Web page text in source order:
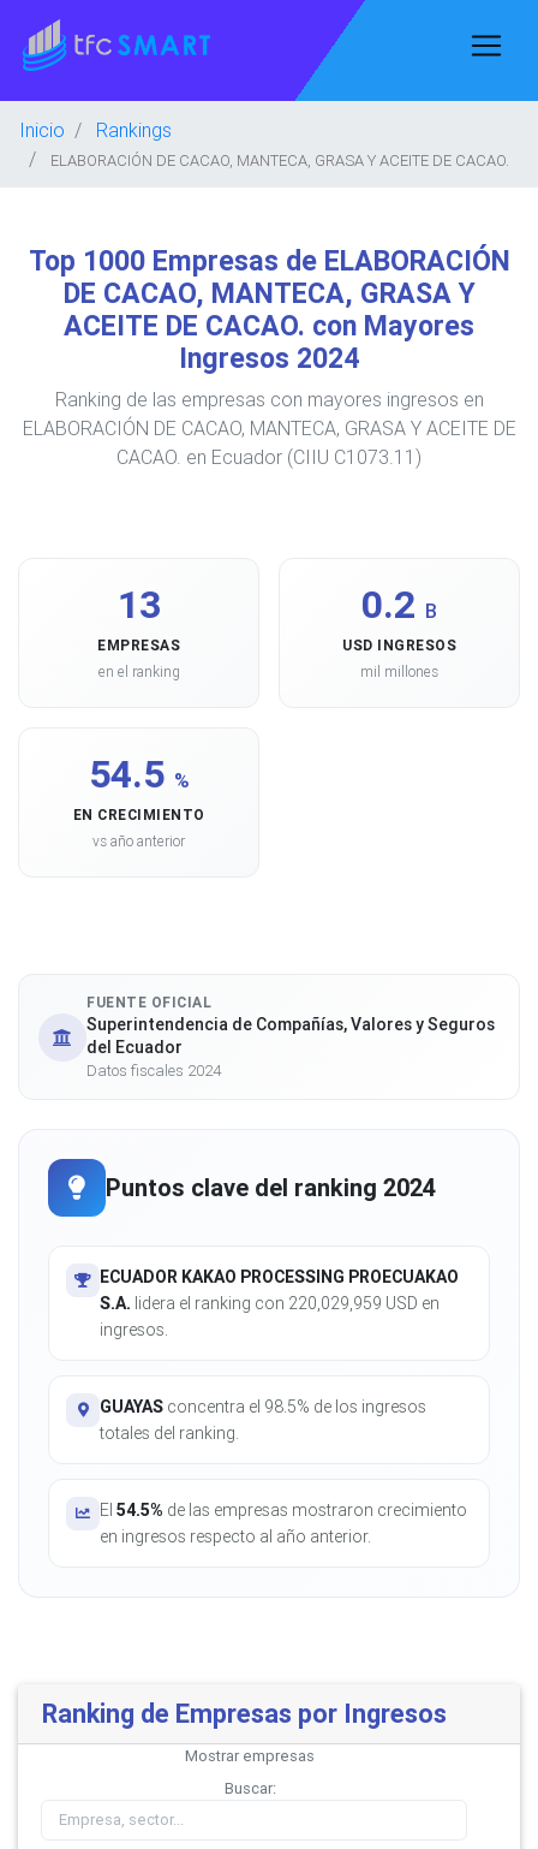
Inicio Rankings
ELABORACIÓN DE CACAO, MANTECA, GRASA Y ACEITE DE CACAO.
Top 1000 Empresas de ELABORACIÓN
DE CACAO, MANTECA, GRASA Y
ACEITE DE CACAO. con Mayores
Ingresos 2024
Ranking de las empresas con mayores ingresos en
ELABORACIÓN DE CACAO, MANTECA, GRASA Y ACEITE DE
CACAO. en Ecuador (CIIU C1073.11)
13
EMPRESAS
en el ranking
0.2 B
USD INGRESOS
mil millones
54.5 %
EN CRECIMIENTO
vs año anterior
FUENTE OFICIAL
Superintendencia de Compañías, Valores y Seguros
del Ecuador
Datos fiscales 2024
Puntos clave del ranking 2024
ECUADOR KAKAO PROCESSING PROECUAKAO
S.A. lidera el ranking con 220,029,959 USD en
ingresos.
GUAYAS concentra el 98.5% de los ingresos
totales del ranking.
El 54.5% de las empresas mostraron crecimiento
en ingresos respecto al año anterior.
Ranking de Empresas por Ingresos
Mostrar empresas
Buscar: